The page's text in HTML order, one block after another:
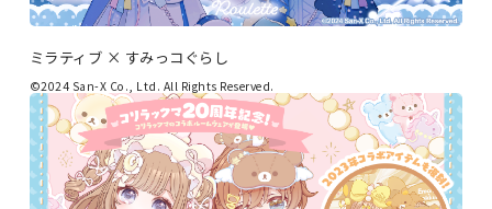
ミラティブ × すみっコぐらし
©2024 San-X Co., Ltd. All Rights Reserved.